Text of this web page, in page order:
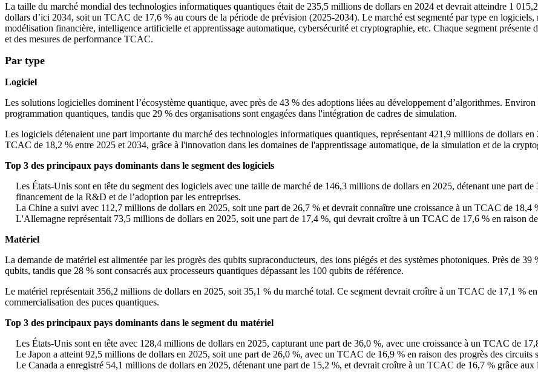
La taille du marché mondial des technologies informatiques quantiques était de 235,5 millions de dollars en 2024 et devrait atteindre 1
dollars d’ici 2034, soit un TCAC de 17,6 % au cours de la période de prévision (2025-2034). Le marché est segmenté par type en
modélisation financière, intelligence artificielle et apprentissage automatique, cybersécurité et cryptographie, etc. Chaque segment présente
et des mesures de performance TCAC.
Par type
Logiciel
Les solutions logicielles dominent l’écosystème quantique, avec près de 43 % des adoptions liées au développement d’algorithmes.
programmation quantiques, tandis que 29 % des organisations sont engagées dans l'intégration de cadres de simulation.
Les logiciels détenaient une part importante du marché des technologies informatiques quantiques, représentant 421,9 millions de dollars
TCAC de 18,2 % entre 2025 et 2034, grâce à l'innovation dans les domaines de l'apprentissage automatique, de la simulation et de la
Top 3 des principaux pays dominants dans le segment des logiciels
Les États-Unis sont en tête du segment des logiciels avec une taille de marché de 146,3 millions de dollars en 2025, détenant une part
financement de la R&D et de l’adoption par les entreprises.
La Chine a suivi avec 112,7 millions de dollars en 2025, soit une part de 26,7 % et devrait connaître une croissance à un TCAC de 18,4
L'Allemagne représentait 73,5 millions de dollars en 2025, soit une part de 17,4 %, qui devrait croître à un TCAC de 17,6 % en raison
Matériel
La demande de matériel est alimentée par les progrès des qubits supraconducteurs, des ions piégés et des systèmes photoniques. Près de
qubits, tandis que 28 % sont consacrés aux processeurs quantiques dépassant les 100 qubits de référence.
Le matériel représentait 356,2 millions de dollars en 2025, soit 35,1 % du marché total. Ce segment devrait croître à un TCAC de 17,1 %
commercialisation des puces quantiques.
Top 3 des principaux pays dominants dans le segment du matériel
Les États-Unis sont en tête avec 128,4 millions de dollars en 2025, capturant une part de 36,0 %, avec une croissance à un TCAC de
Le Japon a atteint 92,5 millions de dollars en 2025, soit une part de 26,0 %, avec un TCAC de 16,9 % en raison des progrès des circuits
Le Canada a enregistré 54,1 millions de dollars en 2025, détenant une part de 15,2 %, et devrait croître à un TCAC de 16,7 % grâce aux